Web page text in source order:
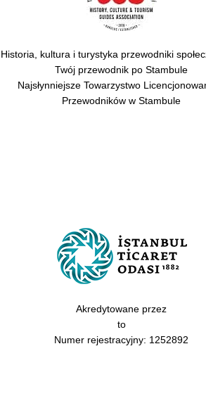
Historia, kultura i turystyka przewodniki
Twój przewodnik po Stambule
Najsłynniejsze Towarzystwo
Przewodników w Stambule
Akredytowane przez
to
Numer rejestracyjny: 1252892